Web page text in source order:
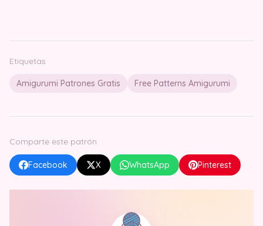
Etiquetas
Amigurumi Patrones Gratis Free Patterns Amigurumi
Comparte este patrón
Facebook X WhatsApp Pinterest